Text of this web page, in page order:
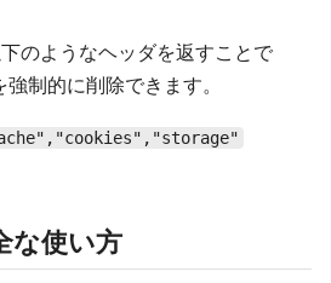
のようなヘッダを返すことで
制的に削除できます。
な使い方